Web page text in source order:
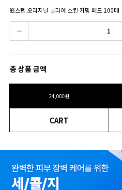
원스텝 오리지널 클리어 스킨 카밍 패드 100매
총 상품 금액
24,000원
CART